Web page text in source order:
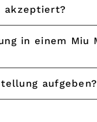
akzeptiert?
aufgeben?